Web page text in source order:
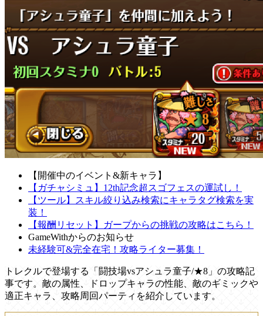
【開催中のイベント&新キャラ】
【ガチャシミュ】12th記念超スゴフェスの運試し！
【ツール】スキル絞り込み検索にキャラタグ検索を実
装！
【報酬リセット】ガープからの挑戦の攻略はこちら！
GameWithからのお知らせ
未経験可&完全在宅！攻略ライター募集！
トレクルで登場する「闘技場vsアシュラ童子/★8」の攻略記
事です。敵の属性、ドロップキャラの性能、敵のギミックや
適正キャラ、攻略周回パーティを紹介しています。